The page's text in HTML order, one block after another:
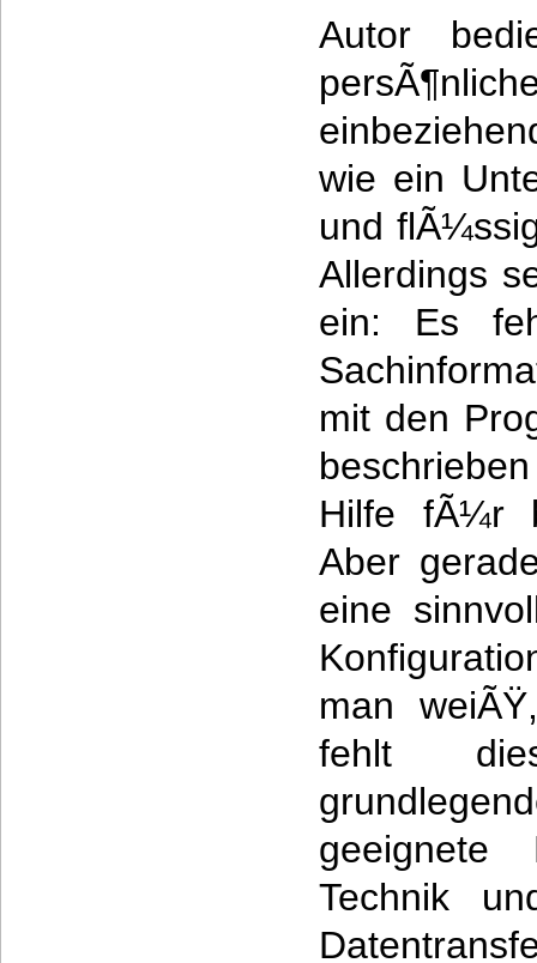
Autor
wie ein
und
Allerdings
ein: Es
mit den
Hilfe fÃ¼r
Aber
eine
man
fehlt
Technik